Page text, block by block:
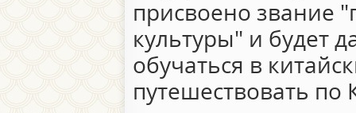
присвоено звание
культуры" и будет
обучаться в
путешествовать по